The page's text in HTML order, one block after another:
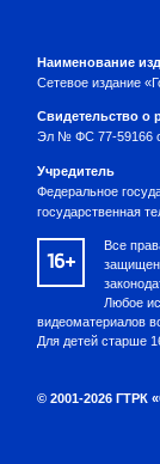
Наименование
Сетевое издание
Свидетельство о
Эл № ФС 77-59166
Учредитель
Федеральное
государственная
16+
Все
Любое
видеоматериалов
Для детей старше
© 2001-2026 ГТРК